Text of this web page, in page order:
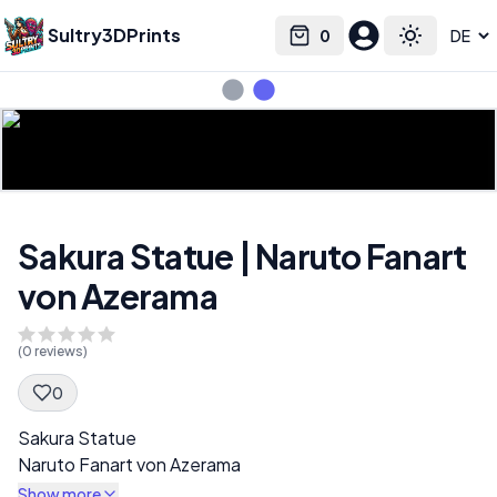
Sultry3DPrints 0
Cart Toggle
Select language
Sakura Statue | Naruto Fanart
von Azerama
(0 reviews)
0
Spec Description
Sakura Statue
Naruto Fanart von Azerama